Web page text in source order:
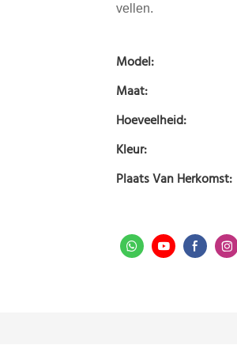
vellen.
Model:
Maat:
Hoeveelheid:
Kleur:
Plaats Van Herkomst: